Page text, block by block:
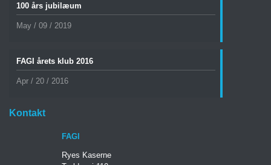
100 års jubilæum
May / 09 / 2019
FAGI årets klub 2016
Apr / 20 / 2016
Kontakt
FAGI
Ryes Kaserne